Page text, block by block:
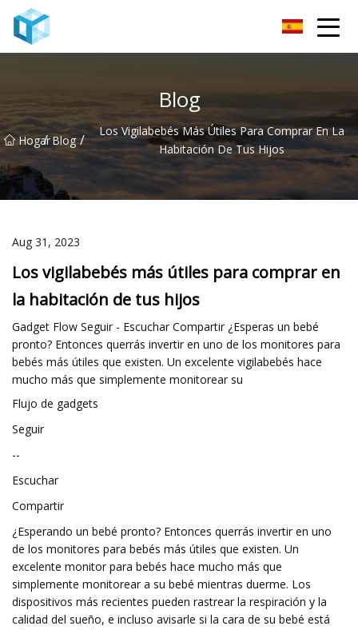
Blog
Hogar
/ Blog /
Los Vigilabebés Más Útiles Para Comprar En La
Habitación De Tus Hijos
Aug 31, 2023
Los vigilabebés más útiles para comprar en
la habitación de tus hijos
Gadget Flow Seguir - Escuchar Compartir ¿Esperas un bebé
pronto? Entonces querrás invertir en uno de los monitores para
bebés más útiles que existen. Un excelente vigilabebés hace
mucho más que simplemente monitorear su
Flujo de gadgets
Seguir
--
Escuchar
Compartir
¿Esperando un bebé pronto? Entonces querrás invertir en uno
de los monitores para bebés más útiles que existen. Un
excelente monitor para bebés hace mucho más que
simplemente monitorear a su bebé mientras duerme. Los
dispositivos más recientes pueden rastrear la respiración y la
calidad del sueño, e incluso avisarle si la cara de su bebé está